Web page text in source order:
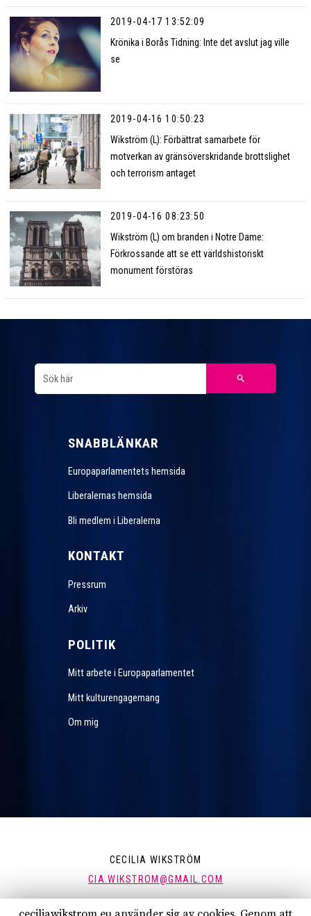
2019-04-17 13:52:09
Krönika i Borås Tidning: Inte det avslut jag ville
se
2019-04-16 10:50:23
Wikström (L): Förbättrat samarbete för
motverkan av gränsöverskridande brottslighet
och terrorism antaget
2019-04-16 08:23:50
Wikström (L) om branden i Notre Dame:
Förkrossande att se ett världshistoriskt
monument förstöras
SNABBLÄNKAR
Europaparlamentets hemsida
Liberalernas hemsida
Bli medlem i Liberalerna
KONTAKT
Pressrum
Arkiv
POLITIK
Mitt arbete i Europaparlamentet
Mitt kulturengagemang
Om mig
CECILIA WIKSTRÖM
CIA.WIKSTROM@GMAIL.COM